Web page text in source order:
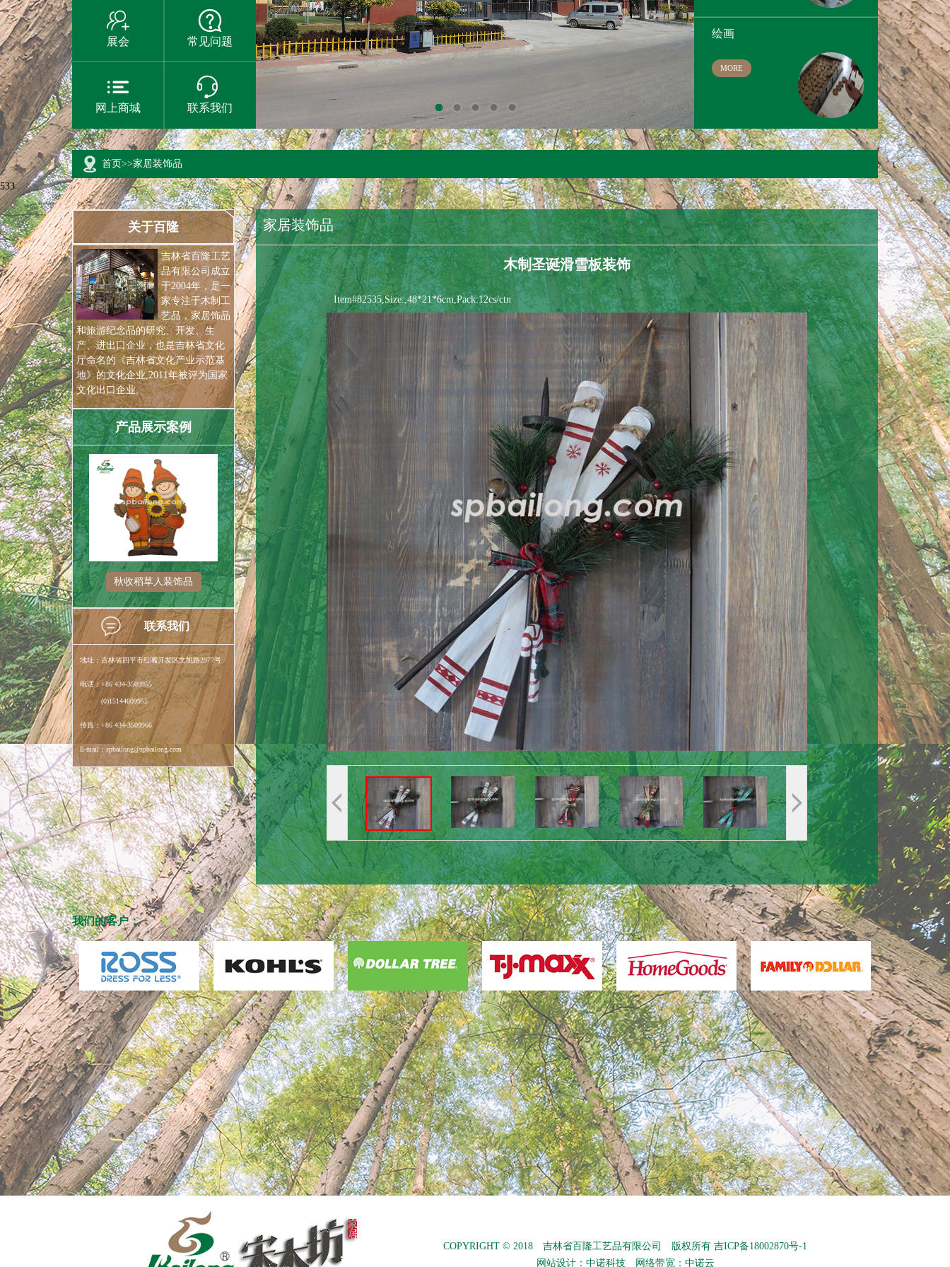

展会

常见问题

网上商城

联系我们
绘画
MORE
首页>>家居装饰品
533
关于百隆
吉林省百隆工艺
品有限公司成立
于2004年，是一
家专注于木制工
艺品，家居饰品
和旅游纪念品的研究、开发、生
产、进出口企业，也是吉林省文化
厅命名的《吉林省文化产业示范基
地》的文化企业,2011年被评为国家
文化出口企业。
产品展示案例
装饰品 秋收稻草人装饰品 丰收节南瓜装饰品 丰收装饰品
万圣节侏儒缠绕装饰
万圣节卡片夹 万圣节
联系我们
地址：吉林省四平市红嘴开发区文凯路2977号
电话：+86 434-3509955
(0)15144609955
传真：+86 434-3509966
E-mail：spbailong@spbailong.com
家居装饰品
木制圣诞滑雪板装饰
Item#82535,Size:,48*21*6cm,Pack:12cs/ctn
我们的客户：
COPYRIGHT © 2018 吉林省百隆工艺品有限公司 版权所有 吉ICP备18002870号-1
网站设计： 中诺科技网络带宽： 中诺云